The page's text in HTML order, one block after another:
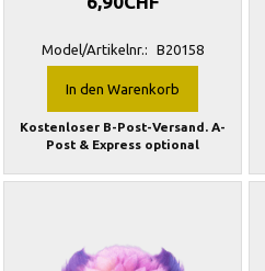
Model/Artikelnr.: B20158
In den Warenkorb
Kostenloser B-Post-Versand. A-
Post & Express optional